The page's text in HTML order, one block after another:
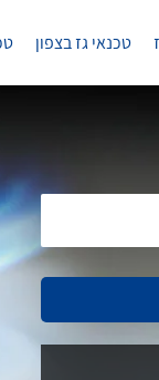
טכנאי גז בצפון